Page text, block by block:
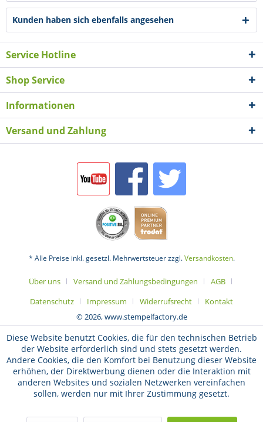
Kunden haben sich ebenfalls angesehen
Service Hotline
Shop Service
Informationen
Versand und Zahlung
* Alle Preise inkl. gesetzl. Mehrwertsteuer zzgl.Versandkosten.
Über uns Versand und Zahlungsbedingungen
AGB
Datenschutz
Impressum Widerrufsrecht
Kontakt
© 2026, www.stempelfactory.de
Diese Website benutzt Cookies, die für den technischen Betrieb
der Website erforderlich sind und stets gesetzt werden.
Andere Cookies, die den Komfort bei Benutzung dieser Website
erhöhen, der Direktwerbung dienen oder die Interaktion mit
anderen Websites und sozialen Netzwerken vereinfachen
sollen, werden nur mit Ihrer Zustimmung gesetzt.